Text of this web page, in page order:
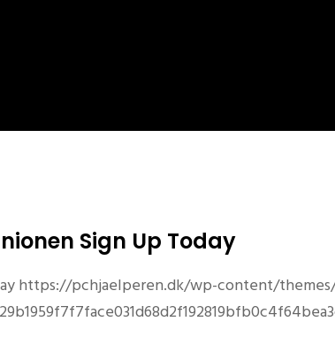
Sign Up Today
https://pchjaelperen.dk/wp-content/